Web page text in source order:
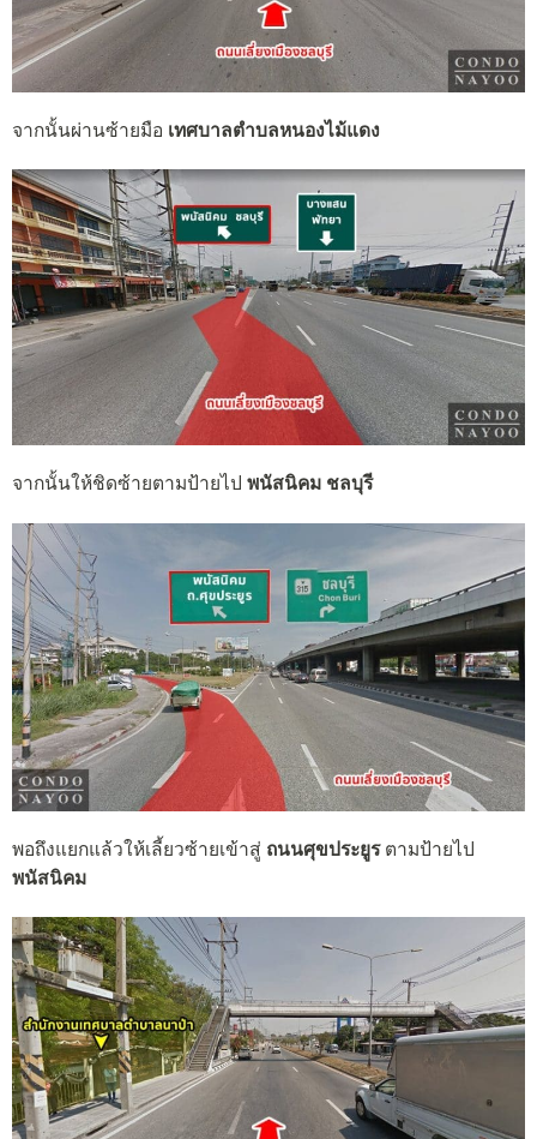
จากนั้นผ่านซ้ายมือ เทศบาลตำบลหนองไม้แดง
จากนั้นให้ชิดซ้ายตามป้ายไป พนัสนิคม ชลบุรี
พอถึงแยกแล้วให้เลี้ยวซ้ายเข้าสู่ ถนนศุขประยูรตามป้ายไป
พนัสนิคม